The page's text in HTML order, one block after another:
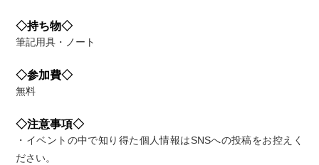
◇持ち物◇
筆記用具・ノート
◇参加費◇
無料
◇注意事項◇
・イベントの中で知り得た個人情報はSNSへの投稿をお控えく
ださい。